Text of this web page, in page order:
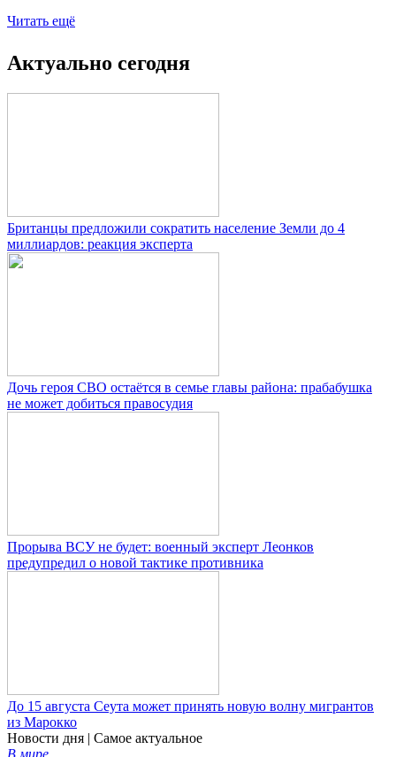
Читать ещё
Актуально сегодня
Британцы предложили сократить население Земли до 4
миллиардов: реакция эксперта
Дочь героя СВО остаётся в семье главы района: прабабушка
не может добиться правосудия
Прорыва ВСУ не будет: военный эксперт Леонков
предупредил о новой тактике противника
До 15 августа Сеута может принять новую волну мигрантов
из Марокко
Новости дня | Самое актуальное